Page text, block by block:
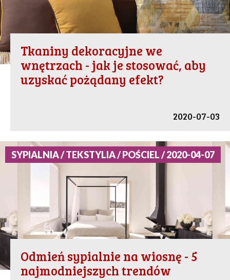
Tkaniny dekoracyjne we
wnętrzach - jak je stosować, aby
uzyskać pożądany efekt?
2020-07-03
SYPIALNIA / TEKSTYLIA / POŚCIEL / 2020-04-07
Odmień sypialnie na wiosnę - 5
najmodniejszych trendów